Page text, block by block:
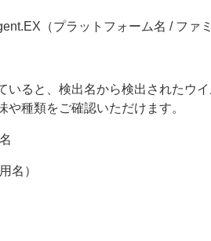
（プラットフォーム名 / ファ
いると、検出名から検出されたウ
や種類をご確認いただけます。
名）